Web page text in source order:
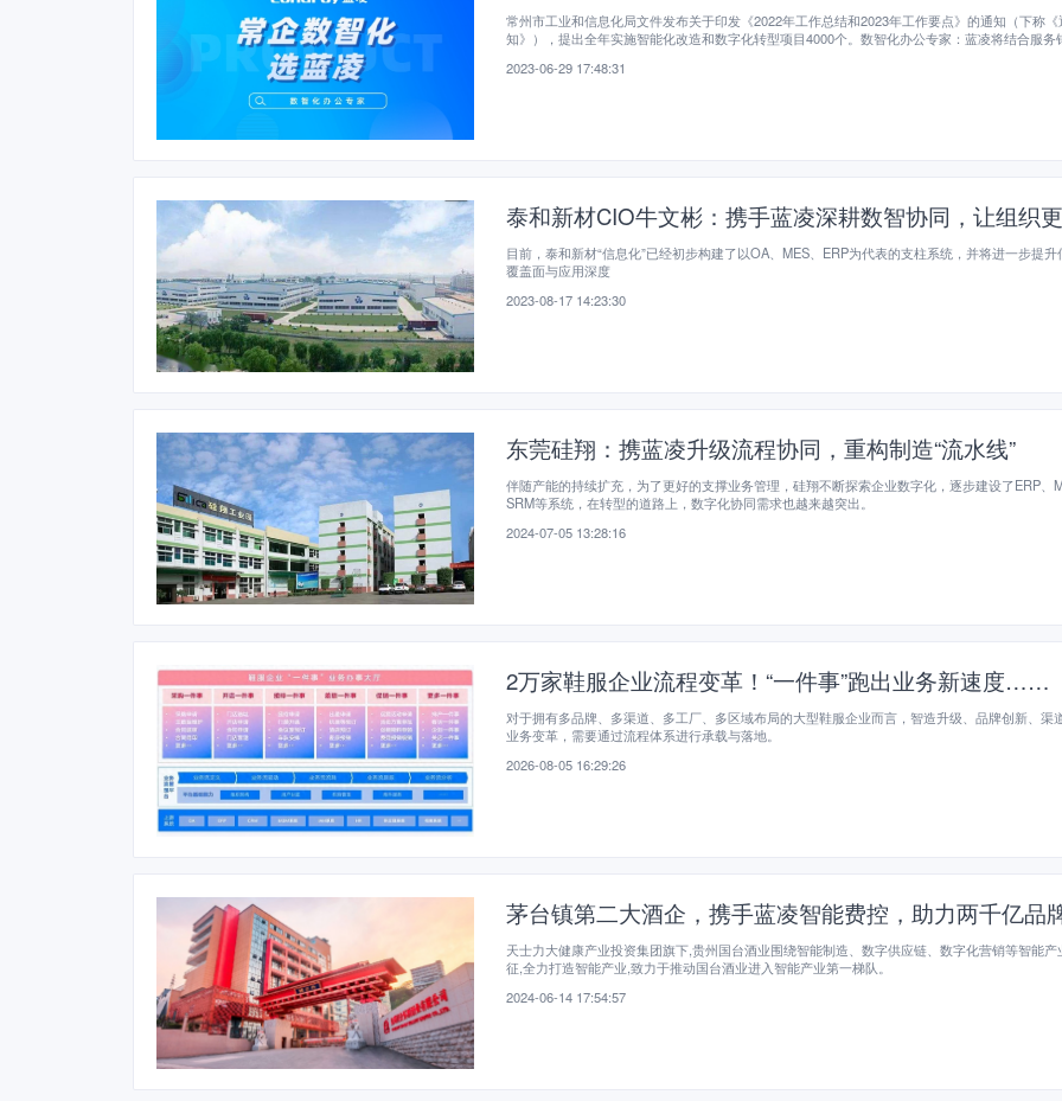
常州市工业和信息化局文件发布关于印发《2022年工作总结和2023年工作要点》的通知（下称《
知》），提出全年实施智能化改造和数字化转型项目4000个。数智化办公专家：蓝凌将结合服务
级。
2023-06-29 17:48:31
泰和新材CIO牛文彬：携手蓝凌深耕数智协同，让组织
目前，泰和新材“信息化”已经初步构建了以OA、MES、ERP为代表的支柱系统，并将进一步提升
覆盖面与应用深度
2023-08-17 14:23:30
东莞硅翔：携蓝凌升级流程协同，重构制造“流水线”
伴随产能的持续扩充，为了更好的支撑业务管理，硅翔不断探索企业数字化，逐步建设了ERP、
SRM等系统，在转型的道路上，数字化协同需求也越来越突出。
2024-07-05 13:28:16
2万家鞋服企业流程变革！“一件事”跑出业务新速度……
对于拥有多品牌、多渠道、多工厂、多区域布局的大型鞋服企业而言，智造升级、品牌创新、渠
业务变革，需要通过流程体系进行承载与落地。
2026-08-05 16:29:26
茅台镇第二大酒企，携手蓝凌智能费控，助力两千亿品
天士力大健康产业投资集团旗下,贵州国台酒业围绕智能制造、数字供应链、数字化营销等智能产
征,全力打造智能产业,致力于推动国台酒业进入智能产业第一梯队。
2024-06-14 17:54:57